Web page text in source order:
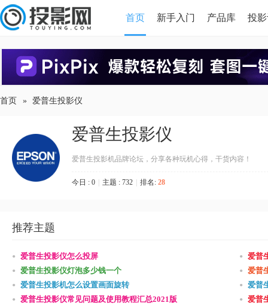
首页 新手入门 产品库 投
首页 » 爱普生投影仪
爱普生投影仪
爱普生投影机品牌论坛，分享各种玩机心得，干货内容！
今日 : 0 主题 : 732 排名: 28
推荐主题
• 爱普生投影仪怎么投屏 • 爱普
• 爱普生投影仪灯泡多少钱一个 • 爱普
• 爱普生投影机怎么设置画面旋转 • 爱普
• 爱普生投影仪常见问题及使用教程汇总2021版 • 爱普